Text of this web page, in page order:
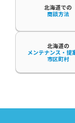
北海道での
商談方法
北海道の
メンテナンス・提
市区町村